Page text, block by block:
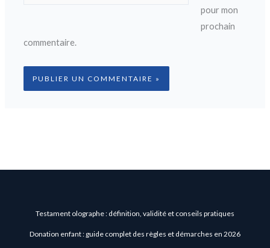
pour mon
prochain
commentaire.
Testament olographe : définition, validité et conseils pratiques
Donation enfant : guide complet des règles et démarches en 2026